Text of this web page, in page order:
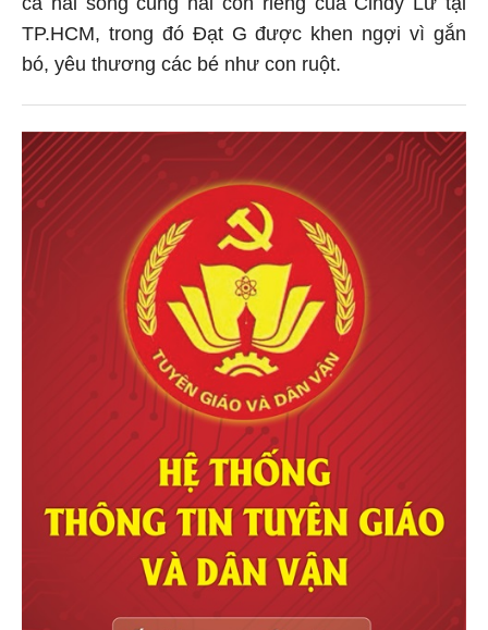
TP.HCM, trong đó Đạt G được khen ngợi vì gắn
bó, yêu thương các bé như con ruột.